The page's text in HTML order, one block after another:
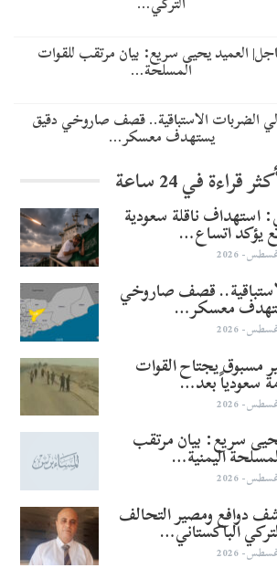
العميد يحيى سريع: بيان مرتقب للقوات
المسلحة…
الضربات الاستباقية.. قصف صاروخي دقيق
يستهدف معسكر…
قراءة في 24 ساعة
استهداف ناقلة سعودية
يؤكد اتساع…
قصف صاروخي
معسكر…
مسبوق يجتاح القوات
سعودياً بعد…
سريع: بيان مرتقب
اليمنية…
ومصير التحالف
الباكستاني…